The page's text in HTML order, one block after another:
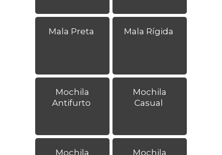
Mala Preta Mala Rígida
Mochila
Antifurto
Mochila
Casual
Mochila
Mochila